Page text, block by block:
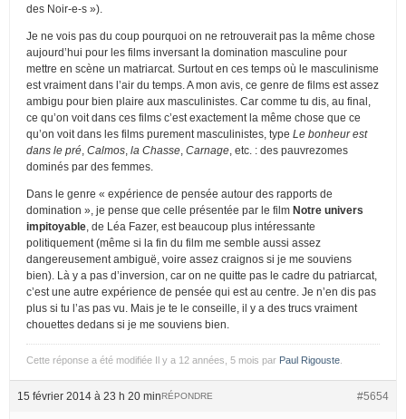
des Noir-e-s »).
Je ne vois pas du coup pourquoi on ne retrouverait pas la même chose
aujourd’hui pour les films inversant la domination masculine pour
mettre en scène un matriarcat. Surtout en ces temps où le masculinisme
est vraiment dans l’air du temps. A mon avis, ce genre de films est assez
ambigu pour bien plaire aux masculinistes. Car comme tu dis, au final,
ce qu’on voit dans ces films c’est exactement la même chose que ce
qu’on voit dans les films purement masculinistes, type Le bonheur est
dans le pré Calmos la Chasse Carnage , etc. : des pauvrezomes
dominés par des femmes.
Dans le genre « expérience de pensée autour des rapports de
domination », je pense que celle présentée par le film Notre univers
impitoyable , de Léa Fazer, est beaucoup plus intéressante
politiquement (même si la fin du film me semble aussi assez
dangereusement ambiguë, voire assez craignos si je me souviens
bien). Là y a pas d’inversion, car on ne quitte pas le cadre du patriarcat,
c’est une autre expérience de pensée qui est au centre. Je n’en dis pas
plus si tu l’as pas vu. Mais je te le conseille, il y a des trucs vraiment
chouettes dedans si je me souviens bien.
Cette réponse a été modifiée Il y a 12 années, 5 mois par Paul Rigouste
15 février 2014 à 23 h 20 min #5654
RÉPONDRE